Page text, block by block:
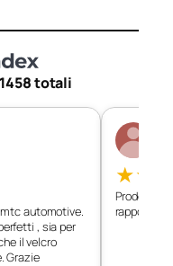
1458 totali
automotive.
, sia per
il velcro
Grazie
★★
Prodotto
rapporto